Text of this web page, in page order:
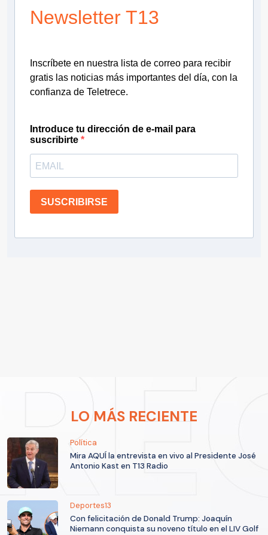
Newsletter T13
Inscríbete en nuestra lista de correo para recibir
gratis las noticias más importantes del día, con la
confianza de Teletrece.
Introduce tu dirección de e-mail para
suscribirte
SUSCRIBIRSE
LO MÁS RECIENTE
Política
Mira AQUÍ la entrevista en vivo al Presidente José
Antonio Kast en T13 Radio
Deportes13
Con felicitación de Donald Trump: Joaquín
Niemann conquista su noveno título en el LIV Golf